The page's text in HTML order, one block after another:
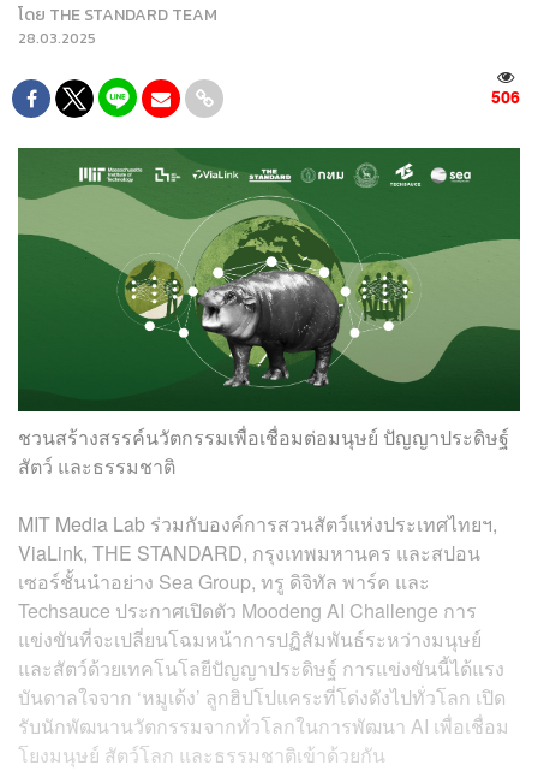
โดย THE STANDARD TEAM
28.03.2025
506
ชวนสร้างสรรค์นวัตกรรมเพื่อเชื่อมต่อมนุษย์ ปัญญาประดิษฐ์
สัตว์ และธรรมชาติ
MIT Media Lab ร่วมกับองค์การสวนสัตว์แห่งประเทศไทยฯ,
ViaLink, THE STANDARD, กรุงเทพมหานคร และสปอน
เซอร์ชั้นนำอย่าง Sea Group, ทรู ดิจิทัล พาร์ค และ
Techsauce ประกาศเปิดตัว Moodeng AI Challenge การ
แข่งขันที่จะเปลี่ยนโฉมหน้าการปฏิสัมพันธ์ระหว่างมนุษย์
และสัตว์ด้วยเทคโนโลยีปัญญาประดิษฐ์ การแข่งขันนี้ได้แรง
บันดาลใจจาก ‘หมูเด้ง’ ลูกฮิปโปแคระที่โด่งดังไปทั่วโลก เปิด
รับนักพัฒนานวัตกรรมจากทั่วโลกในการพัฒนา AI เพื่อเชื่อม
โยงมนุษย์ สัตว์โลก และธรรมชาติเข้าด้วยกัน